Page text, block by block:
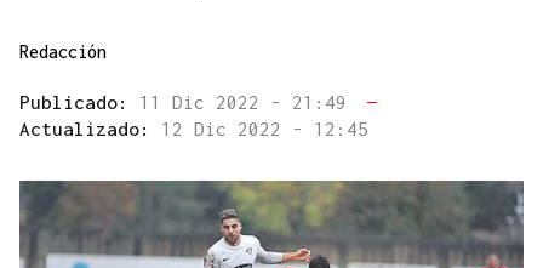
Redacción
Publicado: 11 Dic 2022 - 21:49
—
Actualizado: 12 Dic 2022 - 12:45